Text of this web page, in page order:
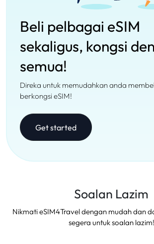
Beli pelbagai eSIM
sekaligus, kongsi
semua!
Direka untuk memudahkan anda
berkongsi eSIM!
Get started
Soalan Lazim
Nikmati eSIM4Travel dengan mudah dan
segera untuk soalan lazim!